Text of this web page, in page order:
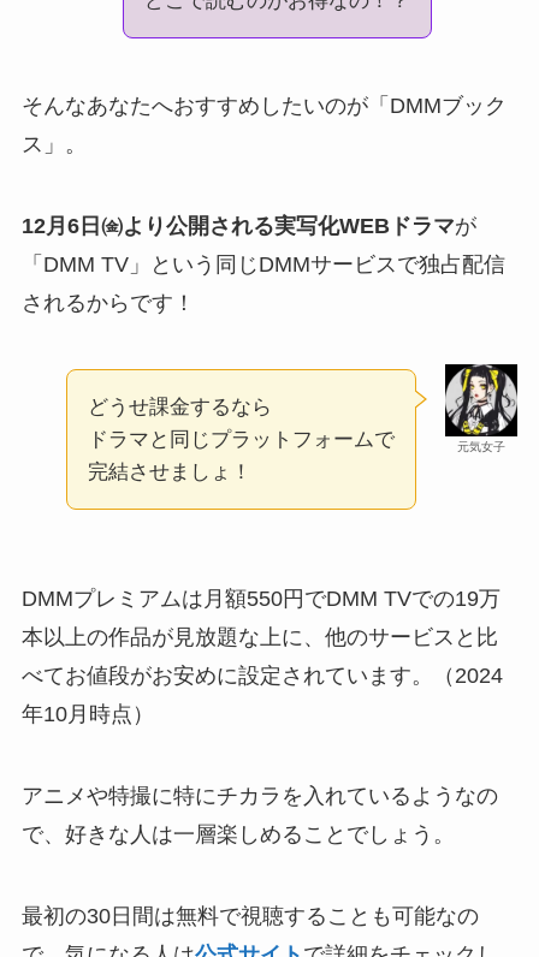
そんなあなたへおすすめしたいのが「DMMブック
ス」。
12月6日㈮より公開される実写化WEBドラマが
「DMM TV」という同じDMMサービスで独占配信
されるからです！
元気女子
どうせ課金するなら
ドラマと同じプラットフォームで
完結させましょ！
DMMプレミアムは月額550円でDMM TVでの19万
本以上の作品が見放題な上に、他のサービスと比
べてお値段がお安めに設定されています。（2024
年10月時点）
アニメや特撮に特にチカラを入れているようなの
で、好きな人は一層楽しめることでしょう。
最初の30日間は無料で視聴することも可能なの